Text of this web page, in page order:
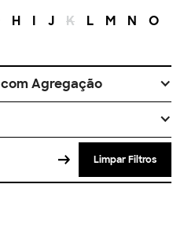
H I J K L M N O
Agregação
Limpar Filtros